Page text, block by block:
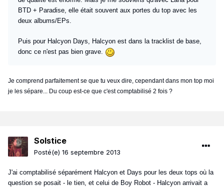
BTD + Paradise, elle était souvent aux portes du top avec les
deux albums/EPs.
Puis pour Halcyon Days, Halcyon est dans la tracklist de base,
donc ce n'est pas bien grave.
Je comprend parfaitement se que tu veux dire, cependant dans mon top moi
je les sépare... Du coup est-ce que c'est comptabilisé 2 fois ?
Solstice
Posté(e) 16 septembre 2013
J'ai comptabilisé séparément Halcyon et Days pour les deux tops où la
question se posait - le tien, et celui de Boy Robot - Halcyon arrivait a